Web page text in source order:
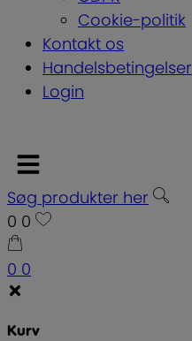
Cookie-politik
Kontakt os
Handelsbetingelser
Login
Søg produkter her
0 0
0 0
Kurv